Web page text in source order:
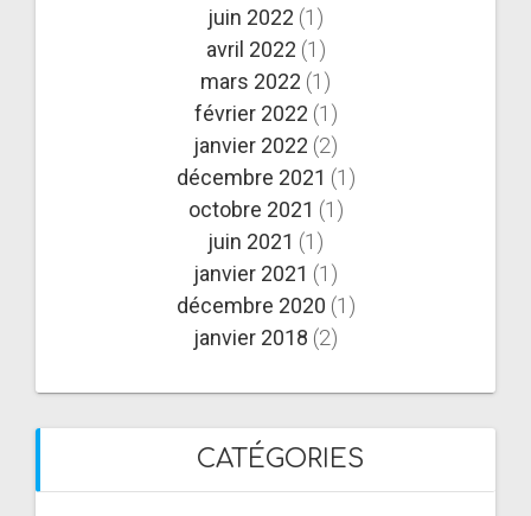
juin 2022 (1)
avril 2022 (1)
mars 2022 (1)
février 2022 (1)
janvier 2022 (2)
décembre 2021 (1)
octobre 2021 (1)
juin 2021 (1)
janvier 2021 (1)
décembre 2020 (1)
janvier 2018 (2)
CATÉGORIES